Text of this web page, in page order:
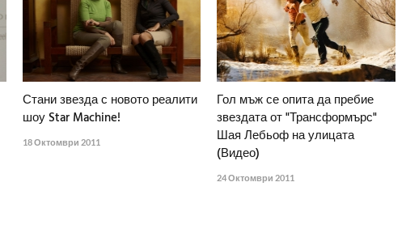
Стани звезда с новото реалити
шоу Star Machine!
18 Октомври 2011
Гол мъж се опита да пребие
звездата от "Трансформърс"
Шая Лебьоф на улицата
(Видео)
24 Октомври 2011